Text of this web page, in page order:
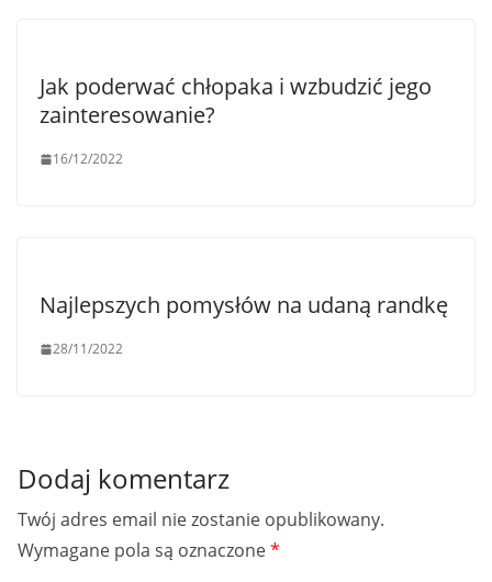
Jak poderwać chłopaka i wzbudzić jego
zainteresowanie?
16/12/2022
Najlepszych pomysłów na udaną randkę
28/11/2022
Dodaj komentarz
Twój adres email nie zostanie opublikowany.
Wymagane pola są oznaczone*